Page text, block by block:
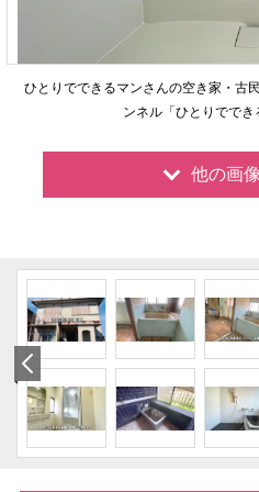
ひとりでできるマンさんの空き家・古
ンネル「ひとりででき
他の画